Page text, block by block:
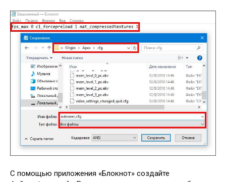
С помощью приложения «Блокнот» создайте